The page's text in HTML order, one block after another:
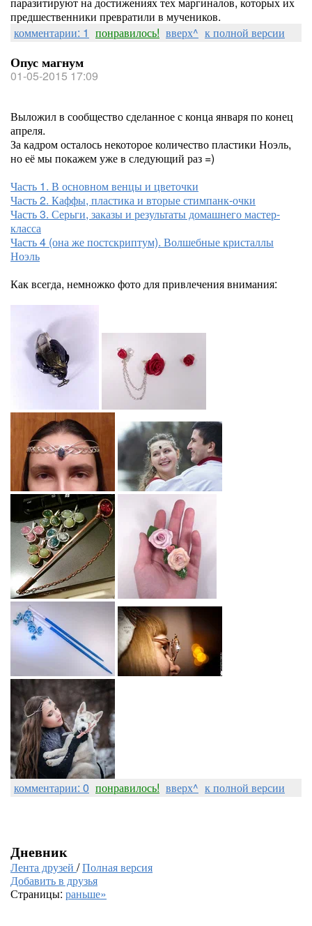
предшественники превратили в мучеников.
комментарии: 1 понравилось! вверх^ к полной версии
Опус магнум
01-05-2015 17:09
Выложил в сообщество сделанное с конца января по конец
апреля.
За кадром осталось некоторое количество пластики Ноэль,
но её мы покажем уже в следующий раз =)
Часть 1. В основном венцы и цветочки
Часть 2. Каффы, пластика и вторые стимпанк-очки
Часть 3. Серьги, заказы и результаты домашнего мастер-
класса
Часть 4 (она же постскриптум). Волшебные кристаллы
Ноэль
Как всегда, немножко фото для привлечения внимания:
комментарии: 0 понравилось! вверх^ к полной версии
Дневник
Лента друзей /Полная версия
Добавить в друзья
Страницы: раньше»